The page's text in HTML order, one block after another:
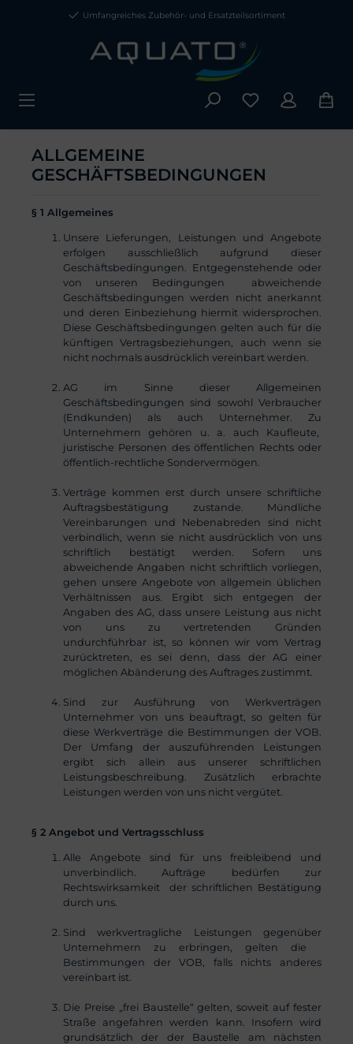
Umfangreiches Zubehör- und Ersatzteilsortiment
ALLGEMEINE
GESCHÄFTSBEDINGUNGEN
§ 1 Allgemeines
Unsere Lieferungen, Leistungen und Angebote
erfolgen ausschließlich aufgrund dieser
Geschäftsbedingungen. Entgegenstehende oder
von unseren Bedingungen abweichende
Geschäftsbedingungen werden nicht anerkannt
und deren Einbeziehung hiermit widersprochen.
Diese Geschäftsbedingungen gelten auch für die
künftigen Vertragsbeziehungen, auch wenn sie
nicht nochmals ausdrücklich vereinbart werden.
AG im Sinne dieser Allgemeinen
Geschäftsbedingungen sind sowohl Verbraucher
(Endkunden) als auch Unternehmer. Zu
Unternehmern gehören u. a. auch Kaufleute,
juristische Personen des öffentlichen Rechts oder
öffentlich-rechtliche Sondervermögen.
Verträge kommen erst durch unsere schriftliche
Auftragsbestätigung zustande. Mündliche
Vereinbarungen und Nebenabreden sind nicht
verbindlich, wenn sie nicht ausdrücklich von uns
schriftlich bestätigt werden. Sofern uns
abweichende Angaben nicht schriftlich vorliegen,
gehen unsere Angebote von allgemein üblichen
Verhältnissen aus. Ergibt sich entgegen der
Angaben des AG, dass unsere Leistung aus nicht
von uns zu vertretenden Gründen
undurchführbar ist, so können wir vom Vertrag
zurücktreten, es sei denn, dass der AG einer
möglichen Abänderung des Auftrages zustimmt.
Sind zur Ausführung von Werkverträgen
Unternehmer von uns beauftragt, so gelten für
diese Werkverträge die Bestimmungen der VOB.
Der Umfang der auszuführenden Leistungen
ergibt sich allein aus unserer schriftlichen
Leistungsbeschreibung. Zusätzlich erbrachte
Leistungen werden von uns nicht vergütet.
§ 2 Angebot und Vertragsschluss
Alle Angebote sind für uns freibleibend und
unverbindlich. Aufträge bedürfen zur
Rechtswirksamkeit der schriftlichen Bestätigung
durch uns.
Sind werkvertragliche Leistungen gegenüber
Unternehmern zu erbringen, gelten die
Bestimmungen der VOB, falls nichts anderes
vereinbart ist.
Die Preise „frei Baustelle“ gelten, soweit auf fester
Straße angefahren werden kann. Insofern wird
grundsätzlich der der Baustelle am nächsten